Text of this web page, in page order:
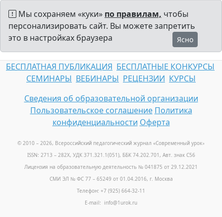
Мы сохраняем «куки» по правилам, чтобы
персонализировать сайт. Вы можете запретить
это в настройках браузера
Ясно
БЕСПЛАТНАЯ ПУБЛИКАЦИЯ БЕСПЛАТНЫЕ КОНКУРСЫ
СЕМИНАРЫ ВЕБИНАРЫ РЕЦЕНЗИИ КУРСЫ
Сведения об образовательной организации
Пользовательское соглашение Политика
конфиденциальности Оферта
© 2010 – 2026, Всероссийский педагогический журнал «Современный урок»
ISSN: 2713 – 282X, УДК 371.321.1(051), ББК 74.202.701, Авт. знак С56
Лицензия на образовательную деятельность № 041875 от 29.12.2021
СМИ ЭЛ № ФС 77 – 65249 от 01.04.2016, г. Москва
Телефон: +7 (925) 664-32-11
E-mail: info@1urok.ru